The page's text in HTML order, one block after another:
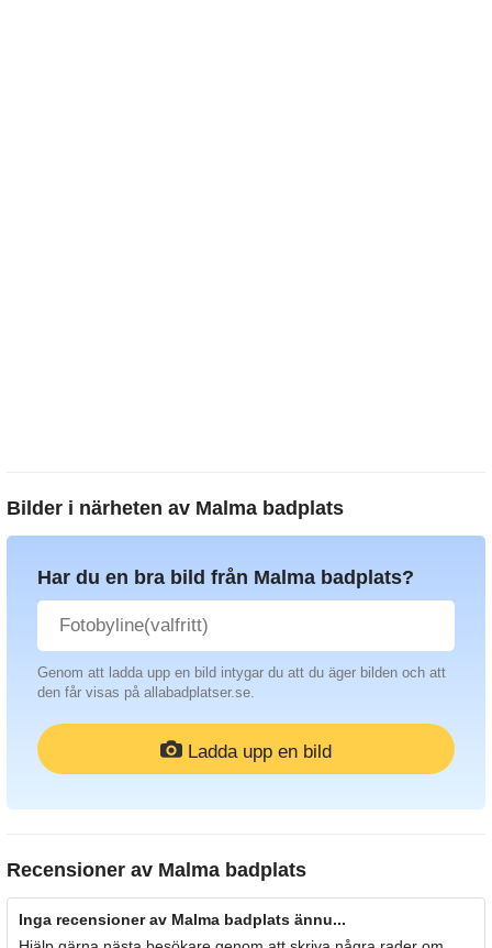
Bilder i närheten av Malma badplats
Har du en bra bild från Malma badplats?
Genom att ladda upp en bild intygar du att du äger bilden och att
den får visas på allabadplatser.se.
Ladda upp en bild
Recensioner av Malma badplats
Inga recensioner av Malma badplats ännu...